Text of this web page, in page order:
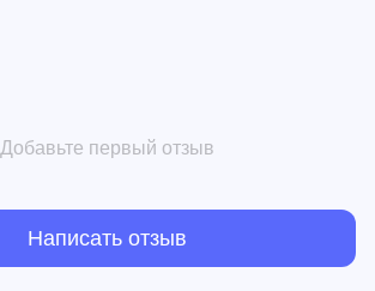
Добавьте первый отзыв
Написать отзыв